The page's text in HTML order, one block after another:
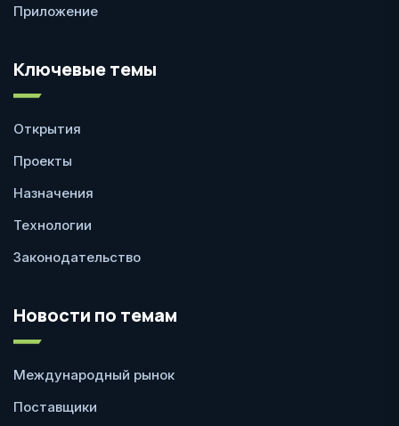
Приложение
Ключевые темы
Открытия
Проекты
Назначения
Технологии
Законодательство
Новости по темам
Международный рынок
Поставщики